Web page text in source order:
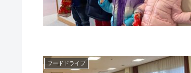
フードドライブ